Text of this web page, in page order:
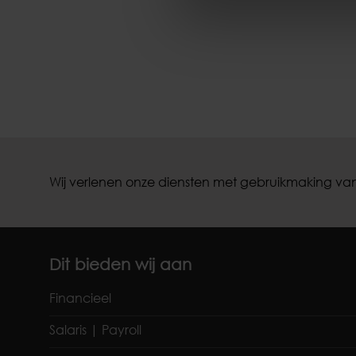
Wij verlenen onze diensten met gebruikmaking
Dit bieden wij aan
Financieel
Salaris | Payroll